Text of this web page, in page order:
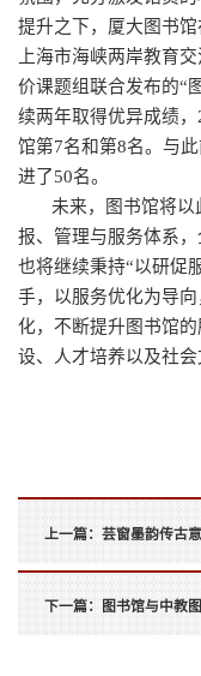
提升之下，厦大图书馆
上海市海峡两岸教育
价课题组联合发布的“
续两年取得优异成绩
馆第7名和第8名。与
进了50名。
未来，图书馆将以
报、管理与服务体系，
也将继续秉持“以研促
手，以服务优化为导
化，不断提升图书馆
设、人才培养以及社会
上一篇：芸窗墨韵传古
下一篇： 图书馆与中教